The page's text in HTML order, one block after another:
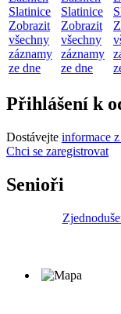
Slatinice
Zobrazit
všechny
záznamy
ze dne
Slatinice
Zobrazit
všechny
záznamy
ze dne
Přihlášení k
Dostávejte informace
Chci se zaregistrovat
Senioři